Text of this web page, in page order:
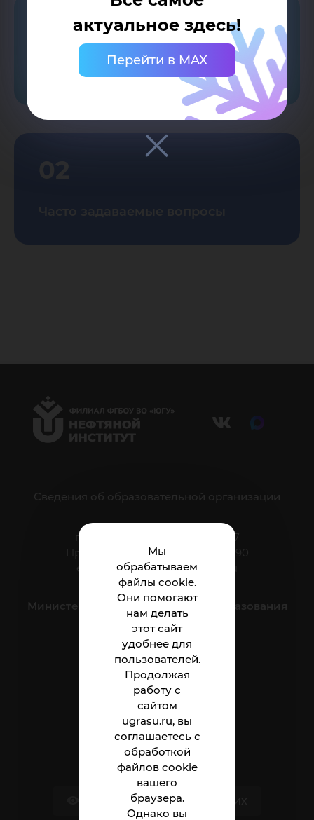
Мы
обрабатываем
файлы cookie.
Они помогают
нам делать
этот сайт
удобнее для
пользователей.
Продолжая
работу с
сайтом
ugrasu.ru, вы
соглашаетесь с
обработкой
файлов cookie
вашего
браузера.
Однако вы
актуальное здесь!
Перейти в MAX
Обращения граждан
02
Сведения об образовательной организации
г. Нижневартовск, ул. Мира, 37
Приёмная: тел.: +7 (3466) 41-44-90
e-mail:
nnt.direktor@ugrasu.ru
Министерство науки и высшего образования
Российской Федерации
Институт
Абитуриенту
Студенту
Сотруднику
Версия для слабовидящих